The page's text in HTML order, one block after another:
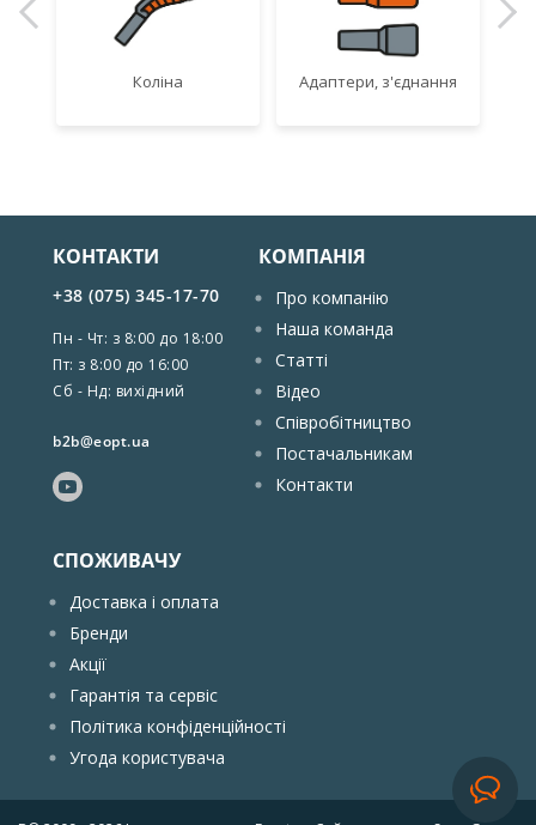
Коліна Адаптери, з'єднання
КОНТАКТИ
+38 (075) 345-17-70
Пн - Чт: з 8:00 до 18:00
Пт: з 8:00 до 16:00
Сб - Нд: вихідний
b2b@eopt.ua
КОМПАНІЯ
Про компанію
Наша команда
Статті
Відео
Співробітництво
Постачальникам
Контакти
СПОЖИВАЧУ
Доставка і оплата
Бренди
Акції
Гарантія та сервіс
Політика конфіденційності
Угода користувача